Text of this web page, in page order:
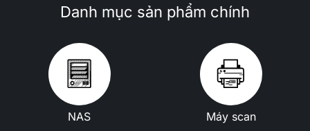
Danh mục sản phẩm chính
NAS Máy scan